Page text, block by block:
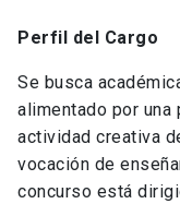
Perfil del Cargo
Se busca
alimentado por
actividad creativa
vocación de
concurso está